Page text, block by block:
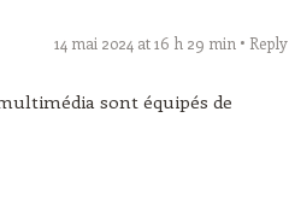
14 mai 2024 at 16 h 29 min Reply
sont équipés de